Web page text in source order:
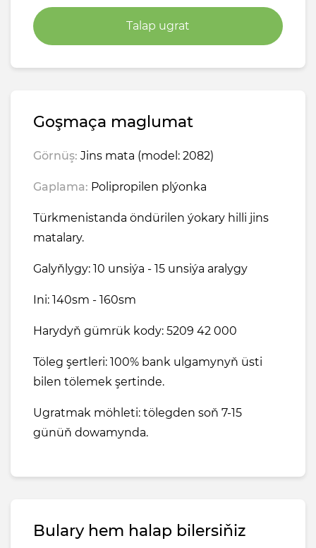
Talap ugrat
Goşmaça maglumat
Görnüş: Jins mata (model: 2082)
Gaplama: Polipropilen plýonka
Türkmenistanda öndürilen ýokary hilli jins
matalary.
Galyňlygy: 10 unsiýa - 15 unsiýa aralygy
Ini: 140sm - 160sm
Harydyň gümrük kody: 5209 42 000
Töleg şertleri: 100% bank ulgamynyň üsti
bilen tölemek şertinde.
Ugratmak möhleti: tölegden soň 7-15
günüň dowamynda.
Bulary hem halap bilersiňiz